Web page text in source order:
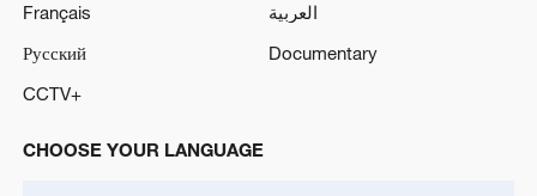
Français
العربية
Русский
Documentary
CCTV+
CHOOSE YOUR LANGUAGE